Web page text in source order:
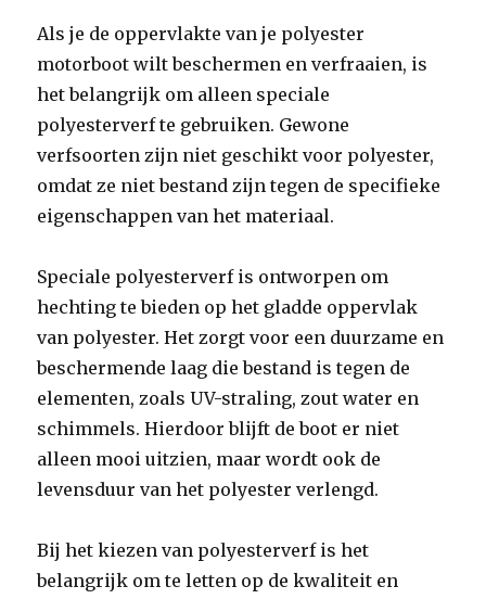
Als je de oppervlakte van je polyester
motorboot wilt beschermen en verfraaien, is
het belangrijk om alleen speciale
polyesterverf te gebruiken. Gewone
verfsoorten zijn niet geschikt voor polyester,
omdat ze niet bestand zijn tegen de specifieke
eigenschappen van het materiaal.
Speciale polyesterverf is ontworpen om
hechting te bieden op het gladde oppervlak
van polyester. Het zorgt voor een duurzame en
beschermende laag die bestand is tegen de
elementen, zoals UV-straling, zout water en
schimmels. Hierdoor blijft de boot er niet
alleen mooi uitzien, maar wordt ook de
levensduur van het polyester verlengd.
Bij het kiezen van polyesterverf is het
belangrijk om te letten op de kwaliteit en